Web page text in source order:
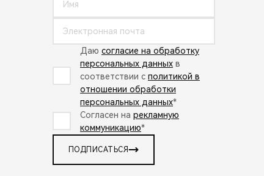
Даю согласие на обработку
персональных данных в
соответствии с политикой в
отношении обработки
персональных данных*
Согласен на рекламную
коммуникацию*
ПОДПИСАТЬСЯ